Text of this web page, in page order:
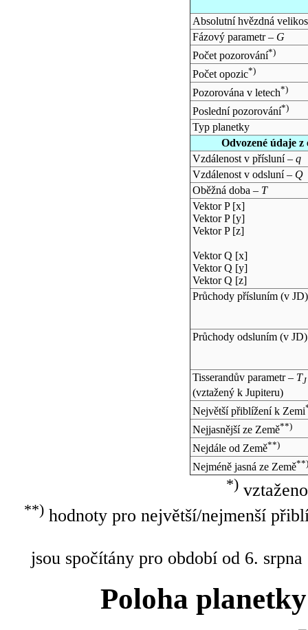
Absolutní hvězdná
Fázový parametr – G
Počet pozorování*)
Počet opozic*)
Pozorována v letech*)
Poslední pozorování*)
Typ planetky
Odvozené údaje
Vzdálenost v přísluní – q
Vzdálenost v odsluní – Q
Oběžná doba – T
Vektor P [x]
Vektor P [y]
Vektor P [z]
Vektor Q [x]
Vektor Q [y]
Vektor Q [z]
Průchody přísluním (v JD)
Průchody odsluním (v JD)
Tisserandův parametr – TJ
(vztažený k Jupiteru)
Největší přiblížení k Zemi
Nejjasnější ze Země**)
Nejdále od Země**)
Nejméně jasná ze Země**)
*)
**)hodnoty pro největší/nejmenší
jsou spočítány pro období od 6.
Poloha